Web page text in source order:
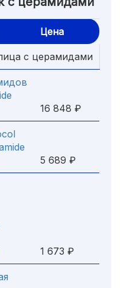
Цена
с церамидами
16 848 ₽
5 689 ₽
1 673 ₽